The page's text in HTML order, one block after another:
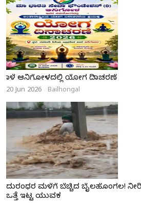
ನಾಳೆ ಆನಿಗೋಳದಲ್ಲಿ ಯೋಗ ದಿನಾಚರಣೆ
20 Jun 2026 Bailhongal
ದುರಂಧರ ಮಳೆಗೆ ಬೆಚ್ಚಿದ ಬೈಲಹೊಂಗಲ!
ಒತ್ತೆ ಇಟ್ಟ ಯುವಕ